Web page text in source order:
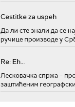
Cestitke za uspeh
Да ли сте знали да се
ручице производе у
Re: Eh...
Лесковачка спржа –
заштићеним